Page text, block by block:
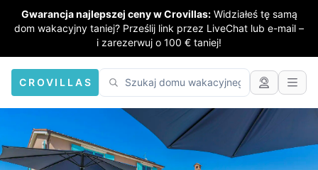
Gwarancja najlepszej ceny w Crovillas: Widziałeś tę samą
dom wakacyjny taniej? Prześlij link przez LiveChat lub e-mail –
i zarezerwuj o 100 € taniej!
CROVILLAS